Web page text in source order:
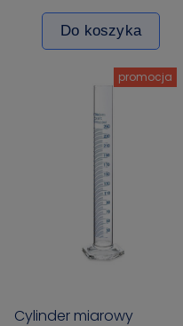
Do koszyka
Cylinder miarowy
promocja